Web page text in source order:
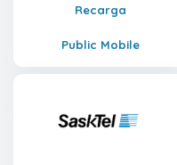
Recarga
Public Mobile